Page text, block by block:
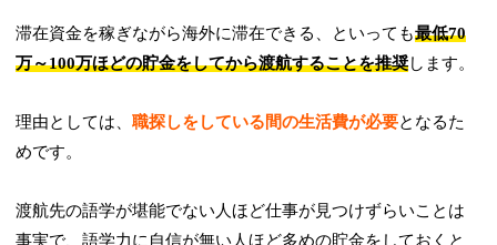
滞在資金を稼ぎながら海外に滞在できる、といっても最低70
万～100万ほどの貯金をしてから渡航することを推奨します。
理由としては、職探しをしている間の生活費が必要となるた
めです。
渡航先の語学が堪能でない人ほど仕事が見つけずらいことは
事実で、語学力に自信が無い人ほど多めの貯金をしておくと